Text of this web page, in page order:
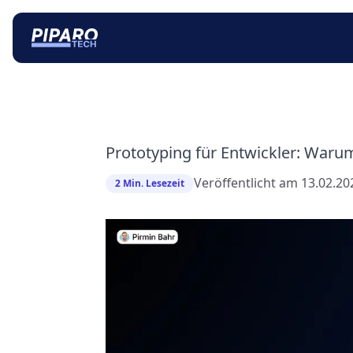
Prototyping für Entwickler:
2 Min. Lesezeit Veröffentlicht am